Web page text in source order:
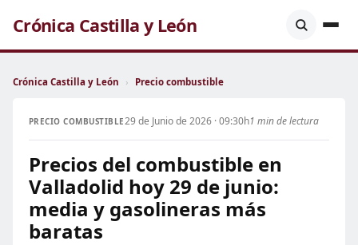
Crónica Castilla y León
Crónica Castilla y León › Precio combustible
PRECIO COMBUSTIBLE29 de Junio de 2026 · 09:30h1 min de lectura
Precios del combustible en
Valladolid hoy 29 de junio:
media y gasolineras más
baratas